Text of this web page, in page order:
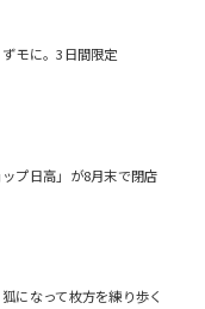
モに。3日間限定
プ日高」が8月末で閉店
になって枚方を練り歩く